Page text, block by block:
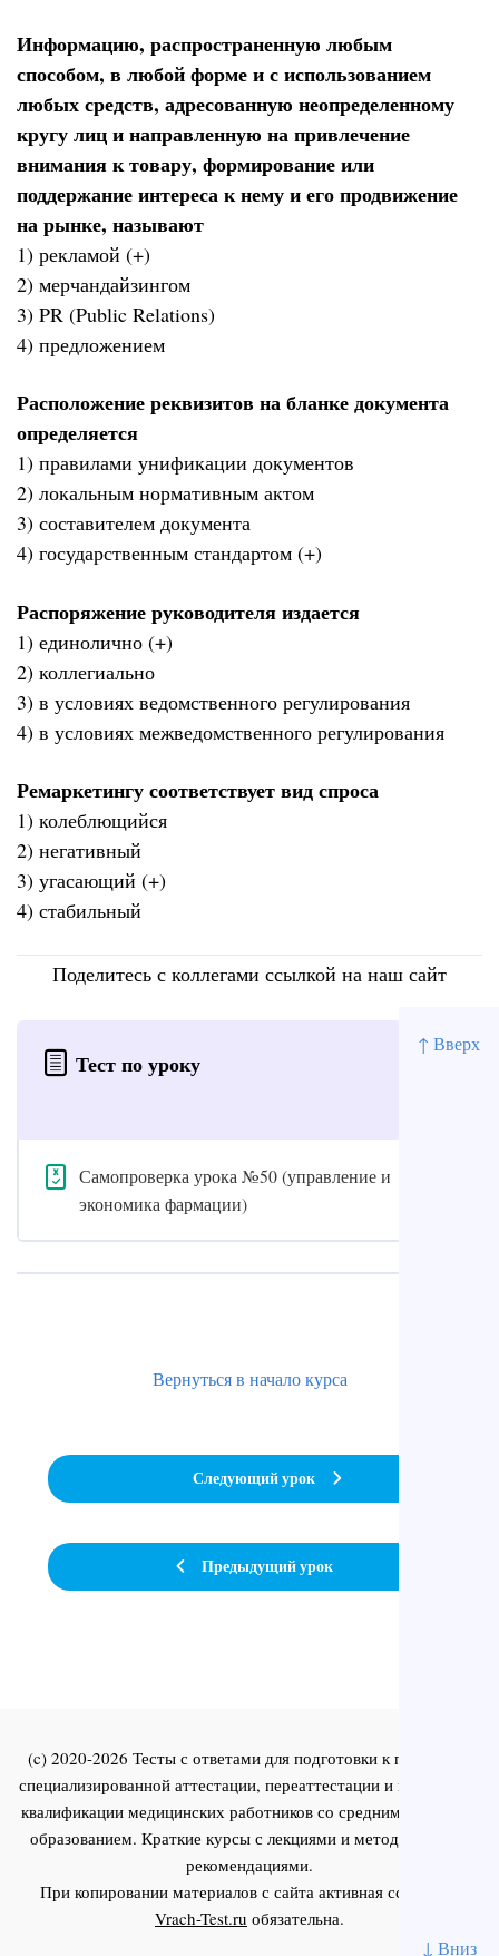
↑ Вверх
↓ Вниз
Информацию, распространенную любым
способом, в любой форме и с использованием
любых средств, адресованную неопределенному
кругу лиц и направленную на привлечение
внимания к товару, формирование или
поддержание интереса к нему и его продвижение
на рынке, называют
1) рекламой (+)
2) мерчандайзингом
3) PR (Public Relations)
4) предложением
Расположение реквизитов на бланке документа
определяется
1) правилами унификации документов
2) локальным нормативным актом
3) составителем документа
4) государственным стандартом (+)
Распоряжение руководителя издается
1) единолично (+)
2) коллегиально
3) в условиях ведомственного регулирования
4) в условиях межведомственного регулирования
Ремаркетингу соответствует вид спроса
1) колеблющийся
2) негативный
3) угасающий (+)
4) стабильный
Поделитесь с коллегами ссылкой на наш сайт
Тест по уроку
Самопроверка урока №50 (управление и
экономика фармации)
Предыдущий урок
Вернуться в начало курса
Следующий урок
(c) 2020-2026 Тесты с ответами для подготовки к первичной
специализированной аттестации, переаттестации и повышения
квалификации медицинских работников со средним и высшим
образованием. Краткие курсы с лекциями и методическими
рекомендациями.
При копировании материалов с сайта активная ссылка на
Vrach-Test.ru обязательна.